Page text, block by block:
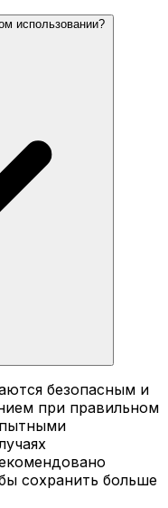
использовании?
безопасным и
при правильном
сохранить больше